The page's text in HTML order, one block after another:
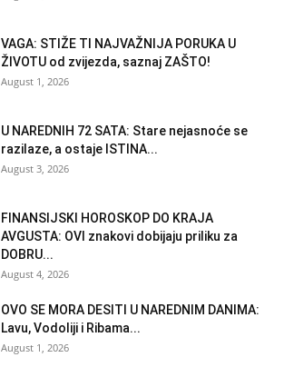
VAGA: STIŽE TI NAJVAŽNIJA PORUKA U
ŽIVOTU od zvijezda, saznaj ZAŠTO!
August 1, 2026
U NAREDNIH 72 SATA: Stare nejasnoće se
razilaze, a ostaje ISTINA...
August 3, 2026
FINANSIJSKI HOROSKOP DO KRAJA
AVGUSTA: OVI znakovi dobijaju priliku za
DOBRU...
August 4, 2026
OVO SE MORA DESITI U NAREDNIM DANIMA:
Lavu, Vodoliji i Ribama...
August 1, 2026